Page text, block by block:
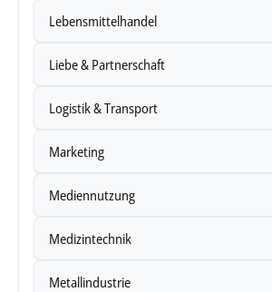
Lebensmittelhandel
Liebe & Partnerschaft
Logistik & Transport
Marketing
Mediennutzung
Medizintechnik
Metallindustrie